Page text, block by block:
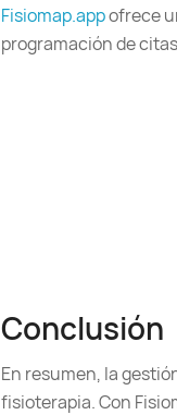
Fisiomap.appofrece
programación de
Conclusión
En resumen, la
fisioterapia. Con